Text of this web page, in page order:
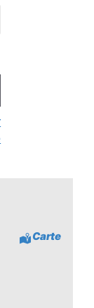
Carte